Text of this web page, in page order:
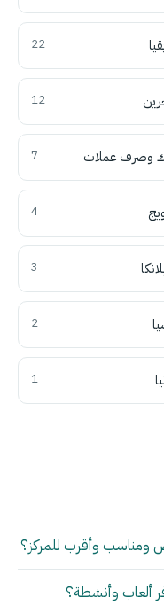
22
12
وصرف عملات 7
4
3
2
1
وأقرب للمركز؟
ألعاب وأنشطة؟